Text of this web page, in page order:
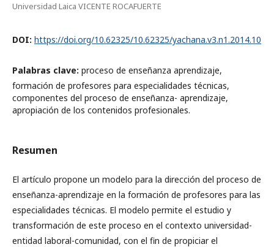
Universidad Laica VICENTE ROCAFUERTE
DOI: https://doi.org/10.62325/10.62325/yachana.v3.n1.2014.10
Palabras clave: proceso de enseñanza aprendizaje,
formación de profesores para especialidades técnicas,
componentes del proceso de enseñanza- aprendizaje,
apropiación de los contenidos profesionales.
Resumen
El artículo propone un modelo para la dirección del proceso de
enseñanza-aprendizaje en la formación de profesores para las
especialidades técnicas. El modelo permite el estudio y
transformación de este proceso en el contexto universidad-
entidad laboral-comunidad, con el fin de propiciar el